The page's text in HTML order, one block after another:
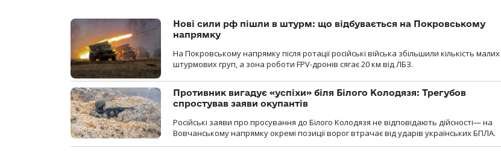
Нові сили рф пішли в штурм: що відбувається на Покровському
напрямку
На Покровському напрямку після ротації російські війська збільшили кількість малих
штурмових груп, а зона роботи FPV-дронів сягає 20 км від ЛБЗ.
Противник вигадує «успіхи» біля Білого Колодязя: Трегубов
спростував заяви окупантів
Російські заяви про просування до Білого Колодязя не відповідають дійсності— на
Вовчанському напрямку окремі позиції ворог втрачає від ударів українських БПЛА.